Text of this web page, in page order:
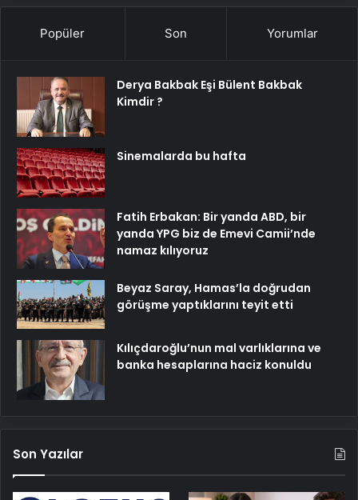
Popüler Son Yorumlar
Derya Bakbak Eşi Bülent Bakbak
Kimdir ?
Sinemalarda bu hafta
Fatih Erbakan: Bir yanda ABD, bir
yanda YPG biz de Emevi Camii’nde
namaz kılıyoruz
Beyaz Saray, Hamas’la doğrudan
görüşme yaptıklarını teyit etti
Kılıçdaroğlu’nun mal varlıklarına ve
banka hesaplarına haciz konuldu
Son Yazılar